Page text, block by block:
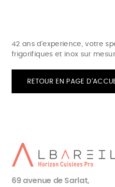
42 ans d'experience, votre
frigorifiques et inox sur
RETOUR EN PAGE
69 avenue de Sarlat,